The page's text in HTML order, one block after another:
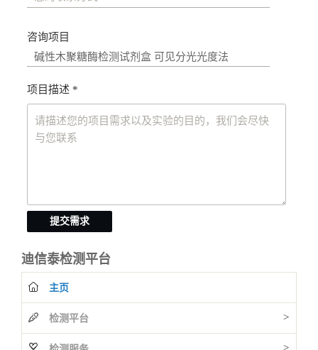
迪信泰检测平台
主页
检测平台 >
>
咨询项目
项目描述 *
提交需求